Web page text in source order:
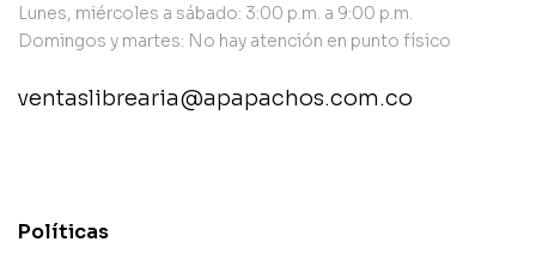
Lunes, miércoles a sábado: 3:00 p.m. a 9:00 p.m.
Domingos y martes: No hay atención en punto físico
ventaslibrearia@apapachos.com.co
Políticas